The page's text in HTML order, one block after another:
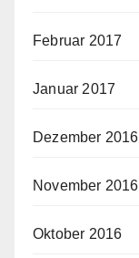
Februar 2017
Januar 2017
Dezember 2016
November 2016
Oktober 2016